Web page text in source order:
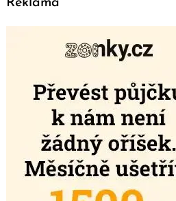
Reklama